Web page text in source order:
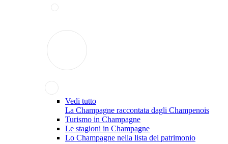
Vedi tutto
La Champagne raccontata dagli Champenois
Turismo in Champagne
Le stagioni in Champagne
Lo Champagne nella lista del patrimonio